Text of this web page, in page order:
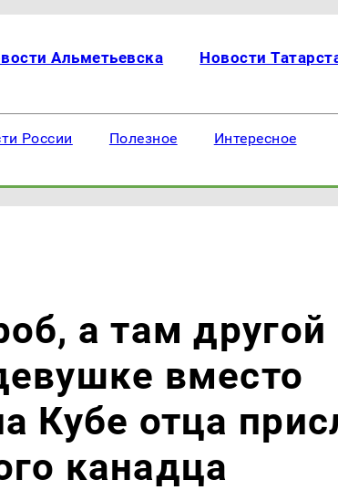
Альметьевска Новости
России Полезное Интересное
а там другой
вместо
Кубе отца
канадца